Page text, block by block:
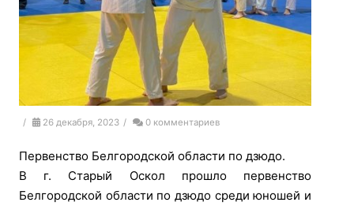
/ 26 декабря, 2023 / 0 комментариев
Первенство Белгородской области по дзюдо.
В г. Старый Оскол прошло первенство
Белгородской области по дзюдо среди юношей и